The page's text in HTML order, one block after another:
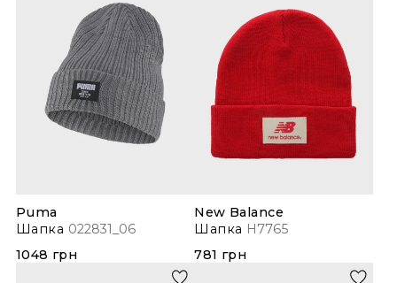
Puma
Шапка 022831_06
1048 грн
New Balance
Шапка H7765
781 грн